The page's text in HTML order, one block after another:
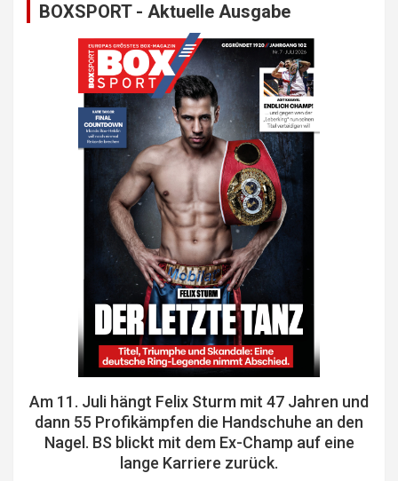
BOXSPORT - Aktuelle Ausgabe
Am 11. Juli hängt Felix Sturm mit 47 Jahren und
dann 55 Profikämpfen die Handschuhe an den
Nagel. BS blickt mit dem Ex-Champ auf eine
lange Karriere zurück.